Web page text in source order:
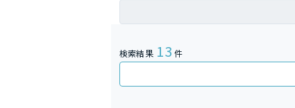
検索結果 13 件